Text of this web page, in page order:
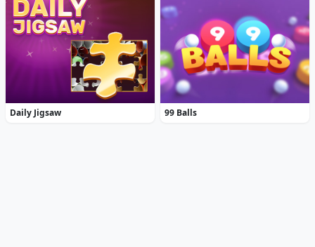
Daily Jigsaw 99 Balls